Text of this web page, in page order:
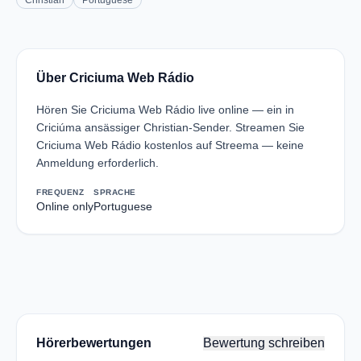
Über Criciuma Web Rádio
Hören Sie Criciuma Web Rádio live online — ein in
Criciúma ansässiger Christian-Sender. Streamen Sie
Criciuma Web Rádio kostenlos auf Streema — keine
Anmeldung erforderlich.
FREQUENZ
Online only
SPRACHE
Portuguese
Hörerbewertungen Bewertung schreiben